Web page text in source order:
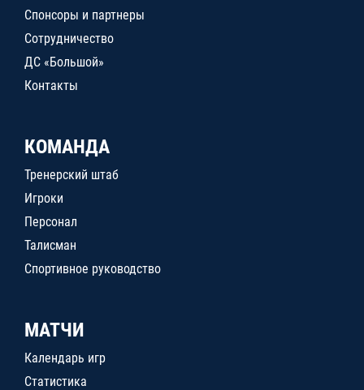
Спонсоры и партнеры
Сотрудничество
ДС «Большой»
Контакты
КОМАНДА
Тренерский штаб
Игроки
Персонал
Талисман
Спортивное руководство
МАТЧИ
Календарь игр
Статистика